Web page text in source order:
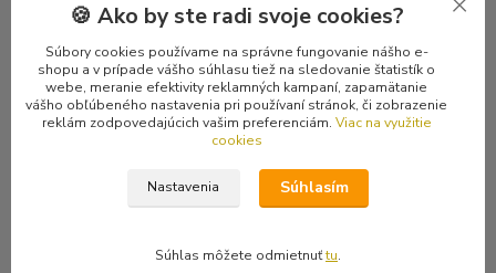
Komentáre
Kompletné špecifikácie
Vybíjanec na killer, obojok, opasok, bundu či vestu... Spôsob
uchytenia: nitovanie. Ku každému vybíjancu je do páru priložený
🍪 Ako by ste radi svoje cookies?
Súbory cookies používame na správne fungovanie nášho e-
shopu a v prípade vášho súhlasu tiež na sledovanie štatistík o
webe, meranie efektivity reklamných kampaní, zapamätanie
vášho obľúbeného nastavenia pri používaní stránok, či zobrazenie
reklám zodpovedajúcich vašim preferenciám. Viac na využitie
cookies
Nastavenia Súhlasím
Súhlas môžete odmietnuťtu.